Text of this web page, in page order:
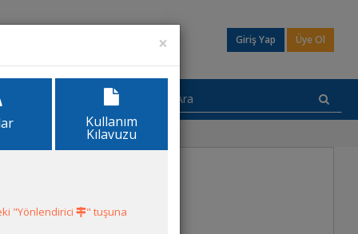
Giriş Yap Üye Ol
×
Kullanım
Kılavuzu
"Yönlendirici
" tuşuna